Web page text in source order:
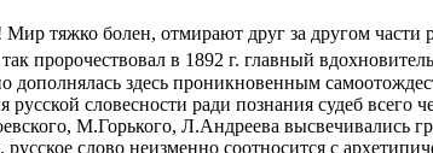
Мир тяжко болен, отмирают друг за другом
так пророчествовал в 1892 г. главный
дополнялась здесь проникновенным
русской словесности ради познания судеб
М.Горького, Л.Андреева высвечивались
слово неизменно соотносится с